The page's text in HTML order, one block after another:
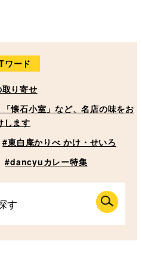
ワード
り寄せ
懐石小室」など、名店の味をお
します
#東白庵かりべ かけ・せいろ
#dancyuカレー特集